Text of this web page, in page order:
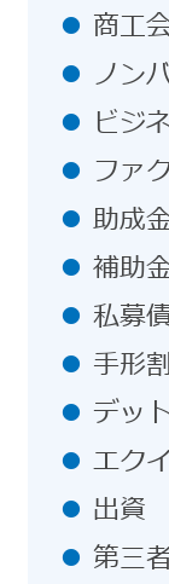
商工
ノン
ビジ
ファ
助成
補助
私募
手形
デッ
エク
出資
第三